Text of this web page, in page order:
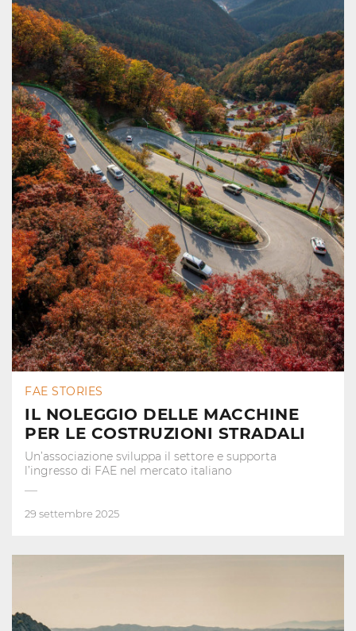
FAE STORIES
IL NOLEGGIO DELLE MACCHINE
PER LE COSTRUZIONI STRADALI
Un’associazione sviluppa il settore e supporta
l’ingresso di FAE nel mercato italiano
29 settembre 2025